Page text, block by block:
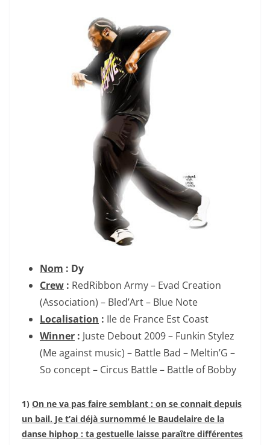
Nom : Dy
Crew : RedRibbon Army – Evad Creation
(Association) – Bled’Art – Blue Note
Localisation : Ile de France Est Coast
Winner : Juste Debout 2009 – Funkin Stylez
(Me against music) – Battle Bad – Meltin’G –
So concept – Circus Battle – Battle of Bobby
1) On ne va pas faire semblant : on se connait depuis
un bail. Je t’ai déjà surnommé le Baudelaire de la
danse hiphop : ta gestuelle laisse paraître différentes